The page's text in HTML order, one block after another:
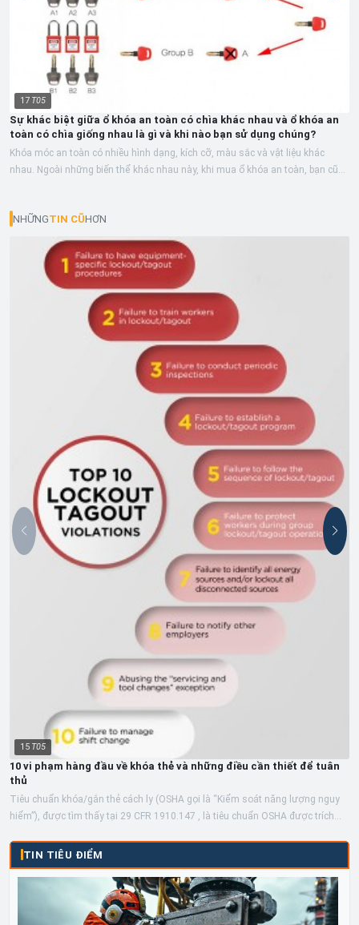
17 T05
Sự khác biệt giữa ổ khóa an toàn có chìa khác nhau và ổ khóa an
toàn có chìa giống nhau là gì và khi nào bạn sử dụng chúng?
Khóa móc an toàn có nhiều hình dạng, kích cỡ, màu sắc và vật liệu khác
nhau. Ngoài những biến thể khác nhau này, khi mua ổ khóa an toàn, bạn cũng
NHỮNGTIN CŨHƠN
15 T05
10 vi phạm hàng đầu về khóa thẻ và những điều cần thiết để tuân
thủ
Tiêu chuẩn khóa/gắn thẻ cách ly (OSHA gọi là “Kiểm soát năng lượng nguy
hiểm”), được tìm thấy tại 29 CFR 1910.147 , là tiêu chuẩn OSHA được trích
TIN TIÊU ĐIỂM